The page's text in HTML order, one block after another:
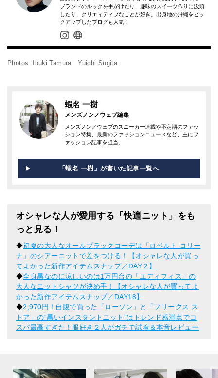
ブランドのルックを手がけたり、趣味のスイーツ作りに没頭
したり、クリエィティブなことが好き。出身地の沖縄をピッ
クアップしたブログも人気！
Photos :Ibuki Tamura Yuichi Sugita
蝦名 一樹
メンズノンノウェブ編集
メンズノンノウェブのスニーカー連載や不定期のファッ
ション特集、最新のファッションニュースなど、主にフ
ァッション記事を担当。
「蝦名 一樹」が書いた記事一覧へ
オシャレな人が愛用する「快適ニット」をも
っと見る！
◆初夏の大人なオールブラックコーデは「ロベルト コリー
ナ」のシアーニットで差をつける！【オシャレな人が買っ
てよかった新作アイテムスナップ／DAY２】
◆全身黒なのに涼しいのは1万円台の「エディフィス」の
大人なニットシャツが決め手！【オシャレな人が買ってよ
かった新作アイテムスナップ／DAY18】
◆2,970円！自腹で買った「ローソン」と「フリークス ス
トア」の“黒いインスタントニット”はトレンド感満点でコ
スパ最高すぎた！服好き２人がガチで試着＆本音レビュー